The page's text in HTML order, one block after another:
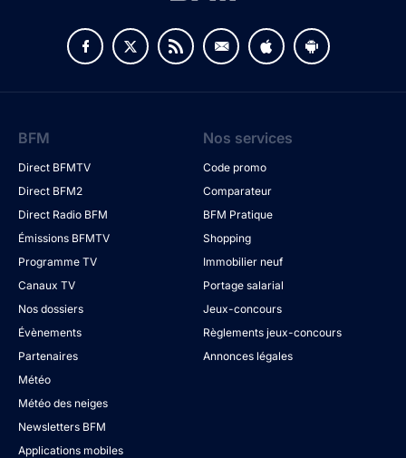
BFM
Direct BFMTV
Direct BFM2
Direct Radio BFM
Émissions BFMTV
Programme TV
Canaux TV
Nos dossiers
Évènements
Partenaires
Météo
Météo des neiges
Newsletters BFM
Applications mobiles
Nos services
Code promo
Comparateur
BFM Pratique
Shopping
Immobilier neuf
Portage salarial
Jeux-concours
Règlements jeux-concours
Annonces légales